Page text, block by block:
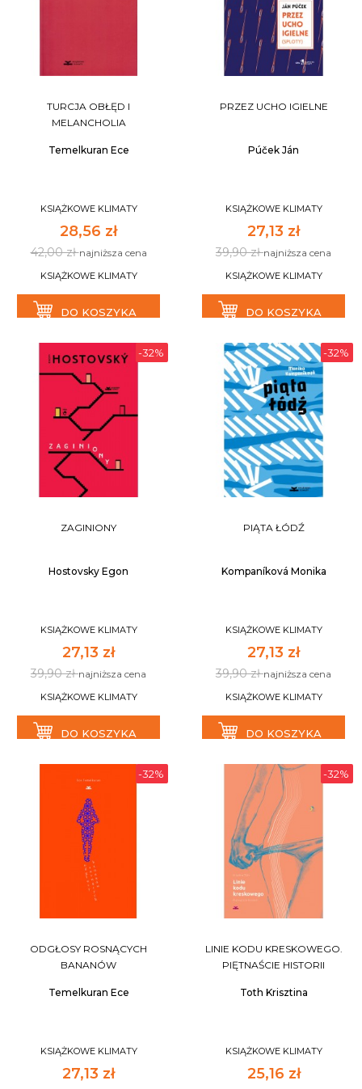
TURCJA OBŁĘD I
MELANCHOLIA
Temelkuran Ece
KSIĄŻKOWE KLIMATY
28,56 zł
42,00 złnajniższa cena
KSIĄŻKOWE KLIMATY
DO KOSZYKA
PRZEZ UCHO IGIELNE
Púček Ján
KSIĄŻKOWE KLIMATY
27,13 zł
39,90 złnajniższa cena
KSIĄŻKOWE KLIMATY
DO KOSZYKA
-32%
ZAGINIONY
Hostovsky Egon
KSIĄŻKOWE KLIMATY
27,13 zł
39,90 złnajniższa cena
KSIĄŻKOWE KLIMATY
DO KOSZYKA
-32%
PIĄTA ŁÓDŹ
Kompaníková Monika
KSIĄŻKOWE KLIMATY
27,13 zł
39,90 złnajniższa cena
KSIĄŻKOWE KLIMATY
DO KOSZYKA
-32%
ODGŁOSY ROSNĄCYCH
BANANÓW
Temelkuran Ece
KSIĄŻKOWE KLIMATY
27,13 zł
-32%
LINIE KODU KRESKOWEGO.
PIĘTNAŚCIE HISTORII
Toth Krisztina
KSIĄŻKOWE KLIMATY
25,16 zł